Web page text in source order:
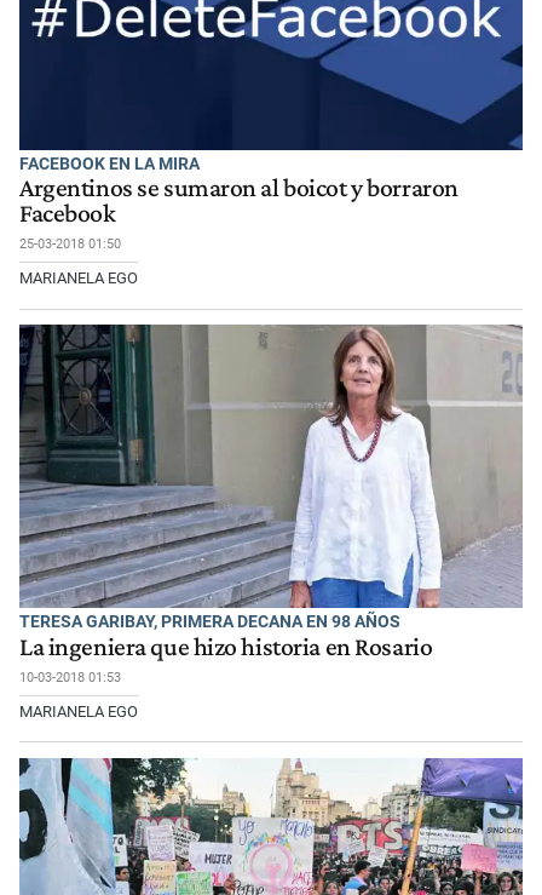
FACEBOOK EN LA MIRA
Argentinos se sumaron al boicot y borraron
Facebook
25-03-2018 01:50
MARIANELA EGO
TERESA GARIBAY, PRIMERA DECANA EN 98 AÑOS
La ingeniera que hizo historia en Rosario
10-03-2018 01:53
MARIANELA EGO